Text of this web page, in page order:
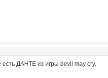
ДАНТЕ из игры devil may cry.